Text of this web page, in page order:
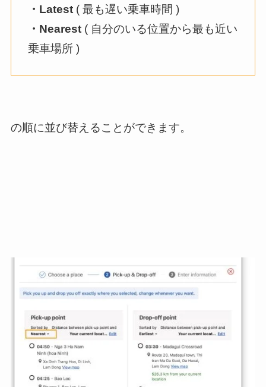
・Latest ( 最も遅い乗車時間 )
・Nearest ( 自分のいる位置から最も近い
乗車場所 )
の順に並び替えることができます。